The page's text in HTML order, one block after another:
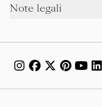
Note legali